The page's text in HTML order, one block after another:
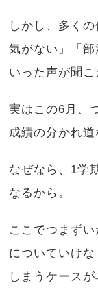
しかし、多く
気がない」「
いった声が聞こ
実はこの6月、
成績の分かれ道
なぜなら、1学
なるから。
ここでつまず
についていけ
しまうケースが